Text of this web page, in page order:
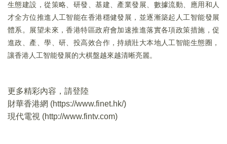
生態建設，從策略、研發、基建、產業發展、數據流動、應用和人
才全方位推進人工智能在香港穩健發展，並逐漸築起人工智能發展
體系。展望未來，香港特區政府會加速推進落實各項政策措施，促
進政、產、學、研、投高效合作，持續壯大本地人工智能生態圈，
讓香港人工智能發展的大棋盤越來越清晰亮麗。
更多精彩內容，請登陸
財華香港網 (https://www.finet.hk/)
現代電視 (http://www.fintv.com)